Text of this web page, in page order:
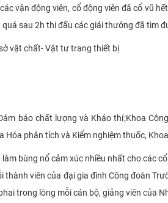
vận động viên, cổ động viên đã cổ vũ
sau 2h thi đấu các giải thưởng đã tìm
vật chất- Vật tư trang thiết bị
bảo chất lượng và Khảo thí;Khoa
Hóa phân tích và Kiểm nghiệm thuốc,
bùng nổ cảm xúc nhiều nhất cho các
viên của đại gia đình Công đoàn
trong lòng mỗi cán bộ, giảng viên của